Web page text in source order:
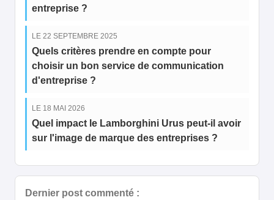
entreprise ?
LE 22 SEPTEMBRE 2025
Quels critères prendre en compte pour
choisir un bon service de communication
d'entreprise ?
LE 18 MAI 2026
Quel impact le Lamborghini Urus peut-il avoir
sur l'image de marque des entreprises ?
Dernier post commenté :